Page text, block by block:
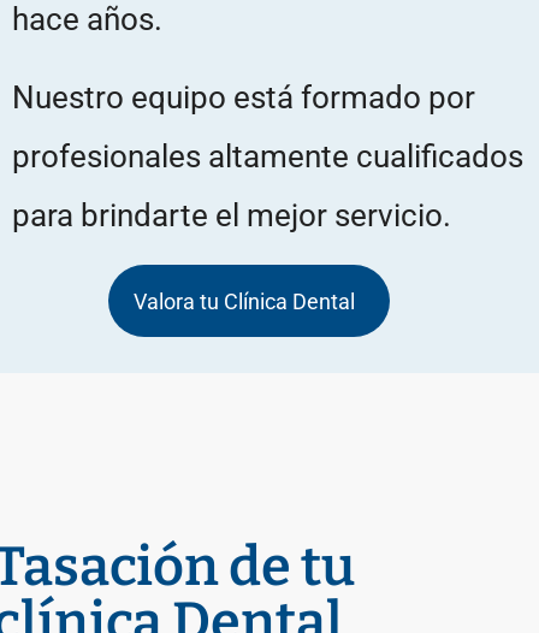
hace años.
Nuestro equipo está formado por
profesionales altamente cualificados
para brindarte el mejor servicio.
Valora tu Clínica Dental
de tu